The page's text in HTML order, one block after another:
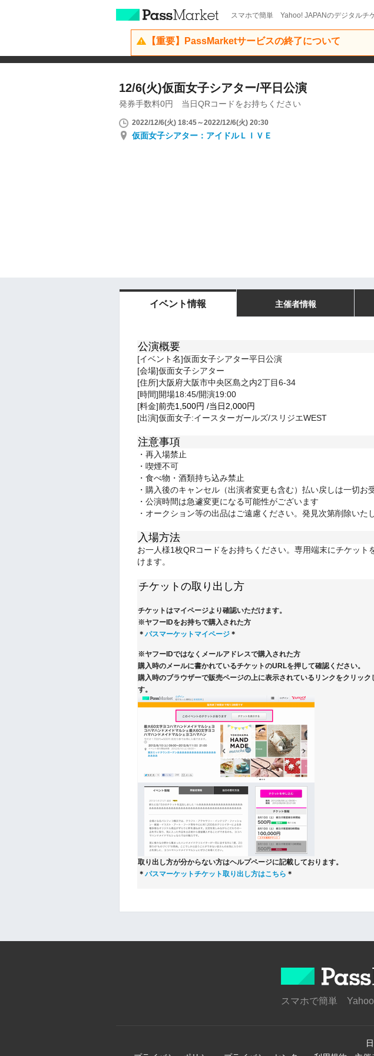
スマホで簡単 Yahoo! JAPANのデジタルチ
【重要】PassMarketサービスの終了について
12/6(火)仮面女子シアター/平日公演
発券手数料0円 当日QRコードをお持ちください
2022/12/6(火) 18:45～2022/12/6(火) 20:30
仮面女子シアター：アイドルＬＩＶＥ
イベント情報 主催者情報
公演概要
[イベント名]仮面女子シアター平日公演
[会場]仮面女子シアター
[住所]大阪府大阪市中央区島之内2丁目6-34
[時間]開場18:45/開演19:00
[料金]前売1,500円 /当日2,000円
[出演]仮面女子:イースターガールズ/スリジエWEST
注意事項
・再入場禁止
・喫煙不可
・食べ物・酒類持ち込み禁止
・購入後のキャンセル（出演者変更も含む）払い戻しは一切お
・公演時間は急遽変更になる可能性がございます
・オークション等の出品はご遠慮ください。発見次第削除いた
入場方法
お一人様1枚QRコードをお持ちください。専用端末にチケット
けます。
チケットの取り出し方
チケットはマイページより確認いただけます。
※ヤフーIDをお持ちで購入された方
＊ パスマーケットマイページ ＊
※ヤフーIDではなくメールアドレスで購入された方
購入時のメールに書かれているチケットのURLを押して確認ください。
購入時のブラウザーで販売ページの上に表示されているリンクをクリック
す。
取り出し方が分からない方はヘルプページに記載しております。
＊ パスマーケットチケット取り出し方はこちら ＊
スマホで簡単